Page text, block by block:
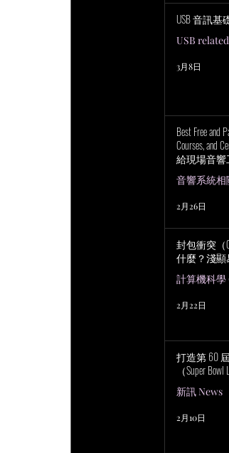
USB 音訊基
USB related
3月8日
Best Free and
Courses, and
給現場音
上培訓研
音響系統相
2月26日
封包衝突（
什麼？淺
計算機科學
2月22日
打造第 60
（Super
新訊 News
2月10日